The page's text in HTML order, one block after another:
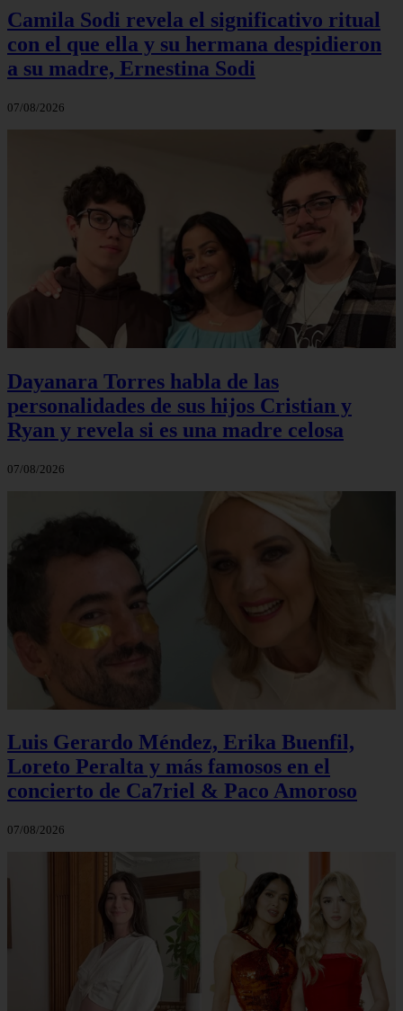
Camila Sodi revela el significativo ritual
con el que ella y su hermana despidieron
a su madre, Ernestina Sodi
07/08/2026
Dayanara Torres habla de las
personalidades de sus hijos Cristian y
Ryan y revela si es una madre celosa
07/08/2026
Luis Gerardo Méndez, Erika Buenfil,
Loreto Peralta y más famosos en el
concierto de Ca7riel & Paco Amoroso
07/08/2026